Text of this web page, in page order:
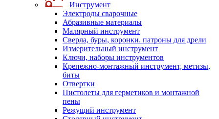
Инструмент
Электроды сварочные
Абразивные материалы
Малярный инструмент
Сверла, буры, коронки. патроны для дрели
Измерительный инструмент
Ключи, наборы инструментов
Крепежно-монтажный инструмент, метизы,
биты
Отвертки
Пистолеты для герметиков и монтажной
пены
Режущий инструмент